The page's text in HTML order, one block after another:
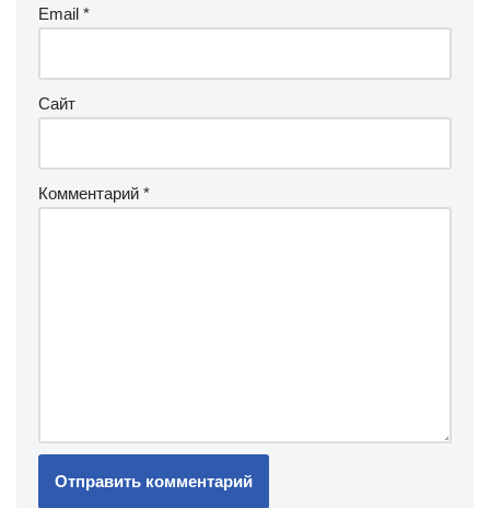
Email *
Сайт
Комментарий *